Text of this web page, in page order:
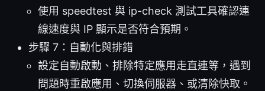
使用 speedtest 與 ip-check 測試工具確認連
線速度與 IP 顯示是否符合預期。
步驟 7：自動化與排錯
設定自動啟動、排除特定應用走直連等，遇到
問題時重啟應用、切換伺服器、或清除快取。